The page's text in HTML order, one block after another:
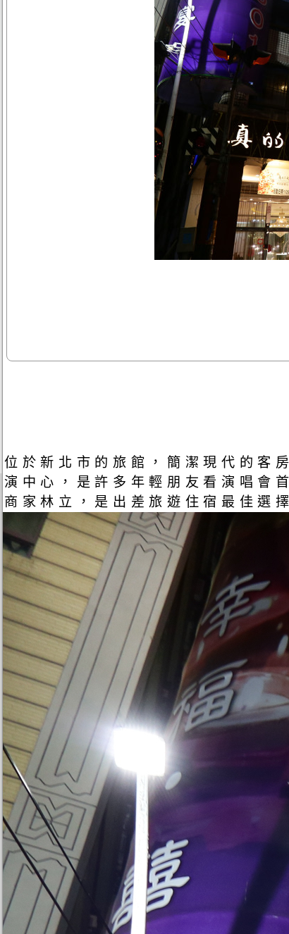
位於新北市的旅館，簡潔現代的
演中心，是許多年輕朋友看演唱會
商家林立，是出差旅遊住宿最佳選擇